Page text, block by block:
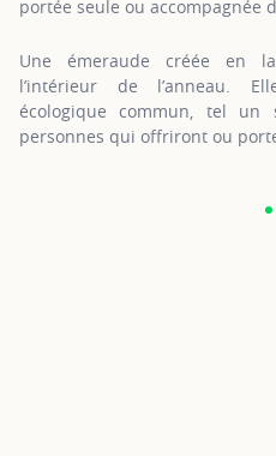
portée seule ou accompagnée
Une émeraude créée en
l’intérieur de l’anneau.
écologique commun, tel
personnes qui offriront ou